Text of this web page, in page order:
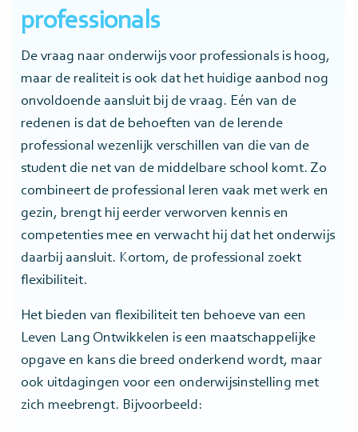
professionals
De vraag naar onderwijs voor professionals is hoog,
maar de realiteit is ook dat het huidige aanbod nog
onvoldoende aansluit bij de vraag. Eén van de
redenen is dat de behoeften van de lerende
professional wezenlijk verschillen van die van de
student die net van de middelbare school komt. Zo
combineert de professional leren vaak met werk en
gezin, brengt hij eerder verworven kennis en
competenties mee en verwacht hij dat het onderwijs
daarbij aansluit. Kortom, de professional zoekt
flexibiliteit.
Het bieden van flexibiliteit ten behoeve van een
Leven Lang Ontwikkelen is een maatschappelijke
opgave en kans die breed onderkend wordt, maar
ook uitdagingen voor een onderwijsinstelling met
zich meebrengt. Bijvoorbeeld: